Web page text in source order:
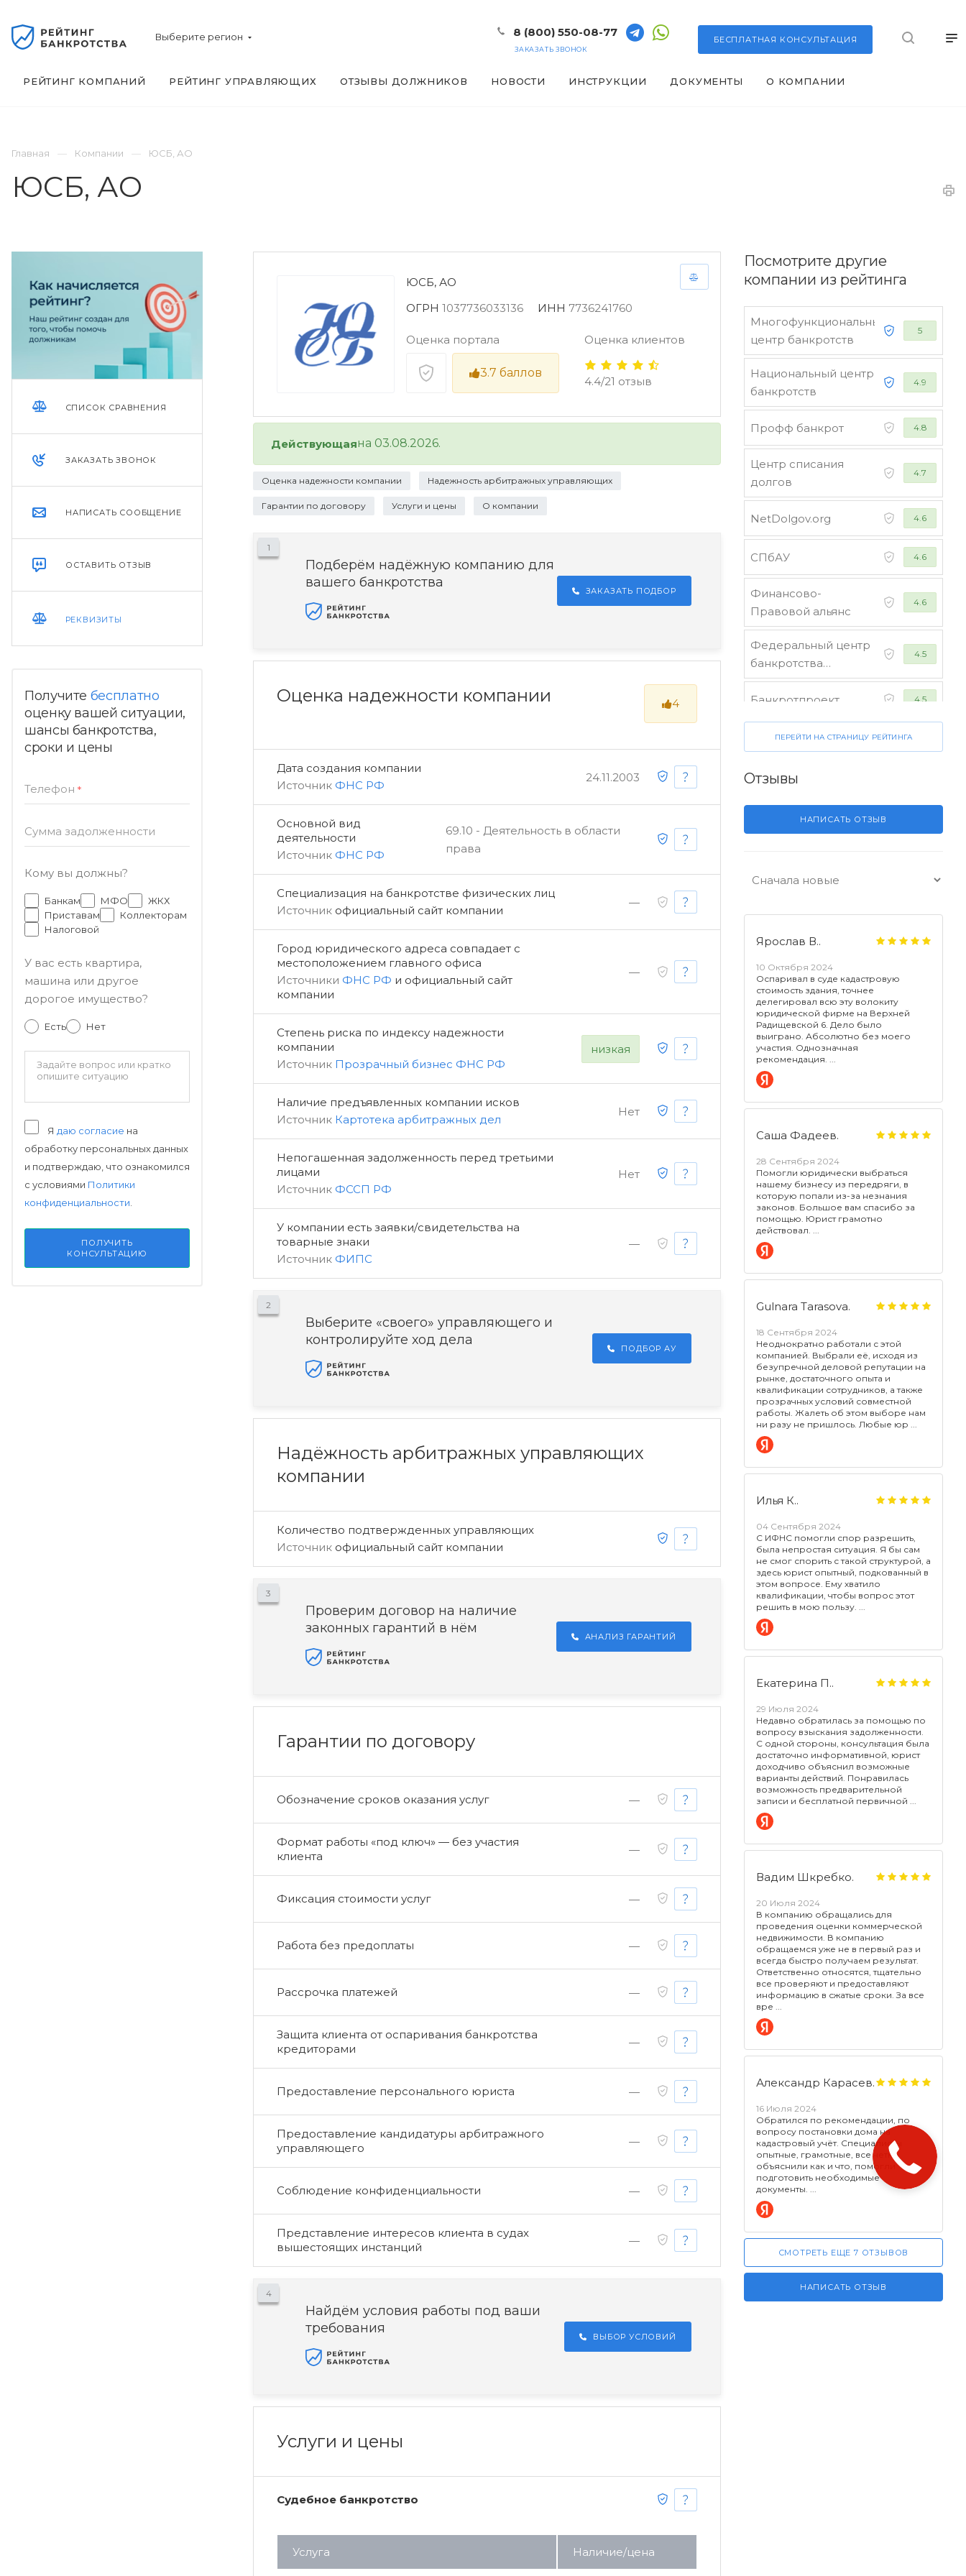
Выберите регион БЕСПЛАТНАЯ КОНСУЛЬТАЦИЯ
8 (800) 550-08-77
ЗАКАЗАТЬ ЗВОНОК
РЕЙТИНГ КОМПАНИЙ РЕЙТИНГ УПРАВЛЯЮЩИХ ОТЗЫВЫ ДОЛЖНИКОВ НОВОСТИ ИНСТРУКЦИИ ДОКУМЕНТЫ О КОМПАНИИ
Главная Компании ЮСБ, АО
ЮСБ, АО
СПИСОК СРАВНЕНИЯ
ЗАКАЗАТЬ ЗВОНОК
НАПИСАТЬ СООБЩЕНИЕ
ОСТАВИТЬ ОТЗЫВ
РЕКВИЗИТЫ
Получите бесплатно
оценку вашей ситуации,
шансы банкротства,
сроки и цены
Телефон *
Сумма задолженности
Кому вы должны?
Банкам МФО
ЖКХ
Приставам
Коллекторам
Налоговой
У вас есть квартира,
машина или другое
дорогое имущество?
Есть Нет
Я даю согласие на
обработку персональных данных
и подтверждаю, что ознакомился
с условиями Политики
конфиденциальности.
ПОЛУЧИТЬ
КОНСУЛЬТАЦИЮ
Посмотрите другие
компании из рейтинга
Многофункциональный
центр банкротств
5
Национальный центр
банкротств
4.9
Профф банкрот 4.8
Центр списания
долгов
4.7
NetDolgov.org 4.6
СПбАУ 4.6
Финансово-
Правовой альянс
4.6
Федеральный центр
банкротства
граждан
4.5
Банкротпроект 4.5
Коллегия юристов
"Финансист"
ПЕРЕЙТИ НА СТРАНИЦУ РЕЙТИНГА
Отзывы
НАПИСАТЬ ОТЗЫВ
Ярослав В..
10 Октября 2024
Оспаривал в суде кадастровую
стоимость здания, точнее
делегировал всю эту волокиту
юридической фирме на Верхней
Радищевской 6. Дело было
выиграно. Абсолютно без моего
участия. Однозначная
рекомендация.
Саша Фадеев.
28 Сентября 2024
Помогли юридически выбраться
нашему бизнесу из передряги, в
которую попали из-за незнания
законов. Большое вам спасибо за
помощью. Юрист грамотно
действовал.
Gulnara Tarasova.
18 Сентября 2024
Неоднократно работали с этой
компанией. Выбрали её, исходя из
безупречной деловой репутации на
рынке, достаточного опыта и
квалификации сотрудников, а также
прозрачных условий совместной
работы. Жалеть об этом выборе нам
ни разу не пришлось. Любые юр
Илья К..
04 Сентября 2024
С ИФНС помогли спор разрешить,
была непростая ситуация. Я бы сам
не смог спорить с такой структурой, а
здесь юрист опытный, подкованный в
этом вопросе. Ему хватило
квалификации, чтобы вопрос этот
решить в мою пользу.
Екатерина П..
29 Июля 2024
Недавно обратилась за помощью по
вопросу взыскания задолженности.
С одной стороны, консультация была
достаточно информативной, юрист
доходчиво объяснил возможные
варианты действий. Понравилась
возможность предварительной
записи и бесплатной первичной
Вадим Шкребко.
20 Июля 2024
В компанию обращались для
проведения оценки коммерческой
недвижимости. В компанию
обращаемся уже не в первый раз и
всегда быстро получаем результат.
Ответственно относятся, тщательно
все проверяют и предоставляют
информацию в сжатые сроки. За все
вре
Александр Карасев.
16 Июля 2024
Обратился по рекомендации, по
вопросу постановки дома на
кадастровый учёт. Специалисты
опытные, грамотные, все четко
объяснили как и что, помогли
подготовить необходимые
документы.
СМОТРЕТЬ ЕЩЕ 7 ОТЗЫВОВ
НАПИСАТЬ ОТЗЫВ
ЮСБ, АО
ОГРН 1037736033136 ИНН 7736241760
Оценка портала
3.7 баллов
Оценка клиентов
4.4/21 отзыв
Действующаяна 03.08.2026.
Оценка надежности компании Надежность арбитражных управляющих
Гарантии по договору Услуги и цены О компании
1
Подберём надёжную компанию для
вашего банкротства
ЗАКАЗАТЬ ПОДБОР
Оценка надежности компании 4
Дата создания компании
Источник ФНС РФ
24.11.2003
Основной вид
деятельности
Источник ФНС РФ
69.10 - Деятельность в области
права
Специализация на банкротстве физических лиц
Источник официальный сайт компании
—
Город юридического адреса совпадает с
местоположением главного офиса
Источники ФНС РФ и официальный сайт
компании
—
Степень риска по индексу надежности
компании
Источник Прозрачный бизнес ФНС РФ
низкая
Наличие предъявленных компании исков
Источник Картотека арбитражных дел
Нет
Непогашенная задолженность перед третьими
лицами
Источник ФССП РФ
Нет
У компании есть заявки/свидетельства на
товарные знаки
Источник ФИПС
—
2
Выберите «своего» управляющего и
контролируйте ход дела
ПОДБОР АУ
Надёжность арбитражных управляющих
компании
Количество подтвержденных управляющих
Источник официальный сайт компании
3
Проверим договор на наличие
законных гарантий в нём
АНАЛИЗ ГАРАНТИЙ
Гарантии по договору
Обозначение сроков оказания услуг —
Формат работы «под ключ» — без участия
клиента
—
Фиксация стоимости услуг —
Работа без предоплаты —
Рассрочка платежей —
Защита клиента от оспаривания банкротства
кредиторами
—
Предоставление персонального юриста —
Предоставление кандидатуры арбитражного
управляющего
—
Соблюдение конфиденциальности —
Представление интересов клиента в судах
вышестоящих инстанций
—
4
Найдём условия работы под ваши
требования
ВЫБОР УСЛОВИЙ
Услуги и цены
Судебное банкротство
Услуга Наличие/цена
Закажите
звонок!